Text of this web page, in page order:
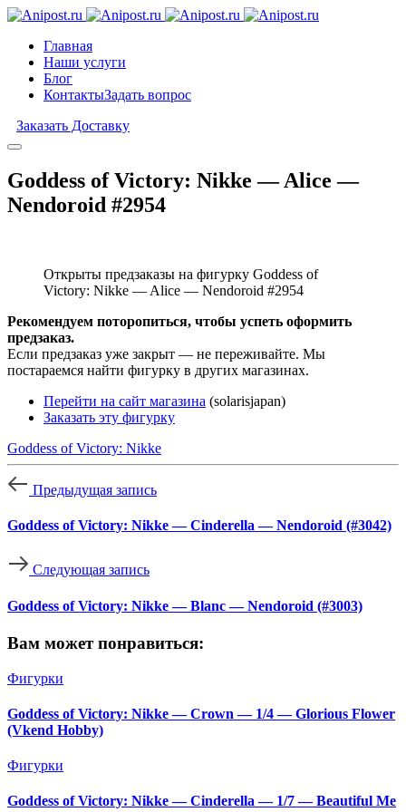
Главная
Наши услуги
Блог
КонтактыЗадать вопрос
Заказать Доставку
Goddess of Victory: Nikke — Alice —
Nendoroid #2954
Открыты предзаказы на фигурку Goddess of
Victory: Nikke — Alice — Nendoroid #2954
Рекомендуем поторопиться, чтобы успеть оформить
предзаказ.
Если предзаказ уже закрыт — не переживайте. Мы
постараемся найти фигурку в других магазинах.
Перейти на сайт магазина (solarisjapan)
Заказать эту фигурку
Goddess of Victory: Nikke
Предыдущая запись
Goddess of Victory: Nikke — Cinderella — Nendoroid (#3042)
Следующая запись
Goddess of Victory: Nikke — Blanc — Nendoroid (#3003)
Вам может понравиться:
Фигурки
Goddess of Victory: Nikke — Crown — 1/4 — Glorious Flower
(Vkend Hobby)
Фигурки
Goddess of Victory: Nikke — Cinderella — 1/7 — Beautiful Me